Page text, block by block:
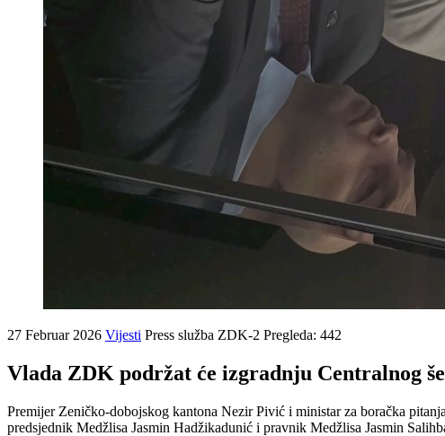
27 Februar 2026 Vijesti Press služba ZDK-2 Pregleda: 442
Vlada ZDK podržat će izgradnju Centralnog
Premijer Zeničko-dobojskog kantona Nezir Pivić i ministar za boračka
predsjednik Medžlisa Jasmin Hadžikadunić i pravnik Medžlisa Jasmin